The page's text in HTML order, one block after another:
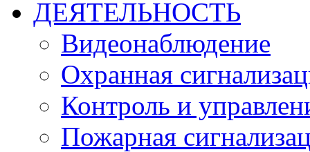
ДЕЯТЕЛЬНОСТЬ
Видеонаблюдение
Охранная
Контроль и
Пожарная